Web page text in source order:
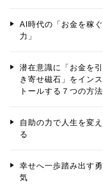
AI時代の「お金を稼ぐ
力」
潜在意識に「お金を引
き寄せ磁石」をインス
トールする７つの方法
自助の力で人生を変え
る
幸せへ一歩踏み出す勇
気